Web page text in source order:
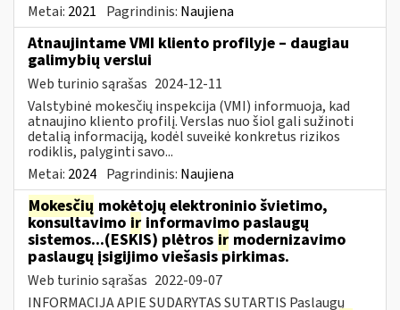
Metai: 2021 Pagrindinis: Naujiena
Atnaujintame VMI kliento profilyje – daugiau
galimybių verslui
Web turinio sąrašas 2024-12-11
Valstybinė mokesčių inspekcija (VMI) informuoja, kad
atnaujino kliento profilį. Verslas nuo šiol gali sužinoti
detalią informaciją, kodėl suveikė konkretus rizikos
rodiklis, palyginti savo...
Metai: 2024 Pagrindinis: Naujiena
Mokesčių mokėtojų elektroninio švietimo,
konsultavimo ir informavimo paslaugų
sistemos...(ESKIS) plėtros ir modernizavimo
paslaugų įsigijimo viešasis pirkimas.
Web turinio sąrašas 2022-09-07
INFORMACIJA APIE SUDARYTAS SUTARTIS Paslaugų